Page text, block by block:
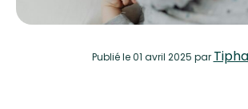
Publiéle 01 avril 2025 par